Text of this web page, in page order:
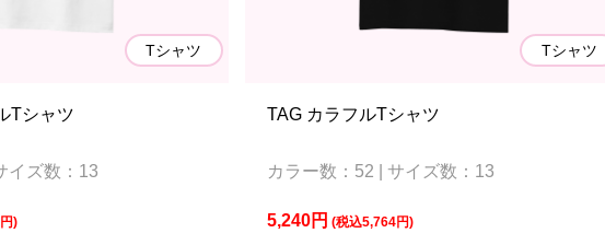
Tシャツ
イズ数：13
Tシャツ
)
TAG カラフルTシャツ
カラー数：52 | サイズ数：13
Tシャツ
5,240円 (税込5,764円)